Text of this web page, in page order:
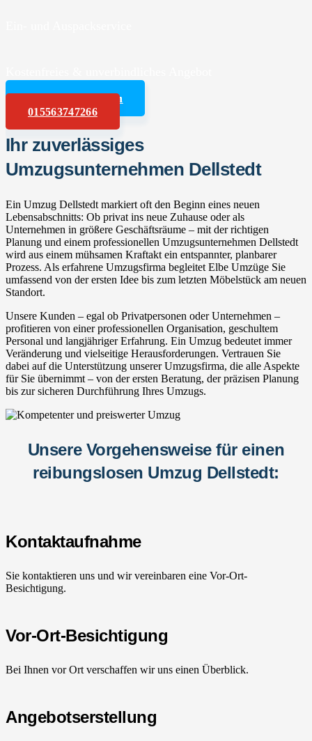
Angebot anfordern
015563747266
Ihr zuverlässiges
Umzugsunternehmen Dellstedt
Ein Umzug Dellstedt markiert oft den Beginn eines neuen
Lebensabschnitts: Ob privat ins neue Zuhause oder als
Unternehmen in größere Geschäftsräume – mit der richtigen
Planung und einem professionellen Umzugsunternehmen Dellstedt
wird aus einem mühsamen Kraftakt ein entspannter, planbarer
Prozess. Als erfahrene Umzugsfirma begleitet Elbe Umzüge Sie
umfassend von der ersten Idee bis zum letzten Möbelstück am neuen
Standort.
Unsere Kunden – egal ob Privatpersonen oder Unternehmen –
profitieren von einer professionellen Organisation, geschultem
Personal und langjähriger Erfahrung. Ein Umzug bedeutet immer
Veränderung und vielseitige Herausforderungen. Vertrauen Sie
dabei auf die Unterstützung unserer Umzugsfirma, die alle Aspekte
für Sie übernimmt – von der ersten Beratung, der präzisen Planung
bis zur sicheren Durchführung Ihres Umzugs.
Unsere Vorgehensweise für einen
reibungslosen Umzug Dellstedt:
Kontaktaufnahme
Sie kontaktieren uns und wir vereinbaren eine Vor-Ort-
Besichtigung.
Vor-Ort-Besichtigung
Bei Ihnen vor Ort verschaffen wir uns einen Überblick.
Angebotserstellung